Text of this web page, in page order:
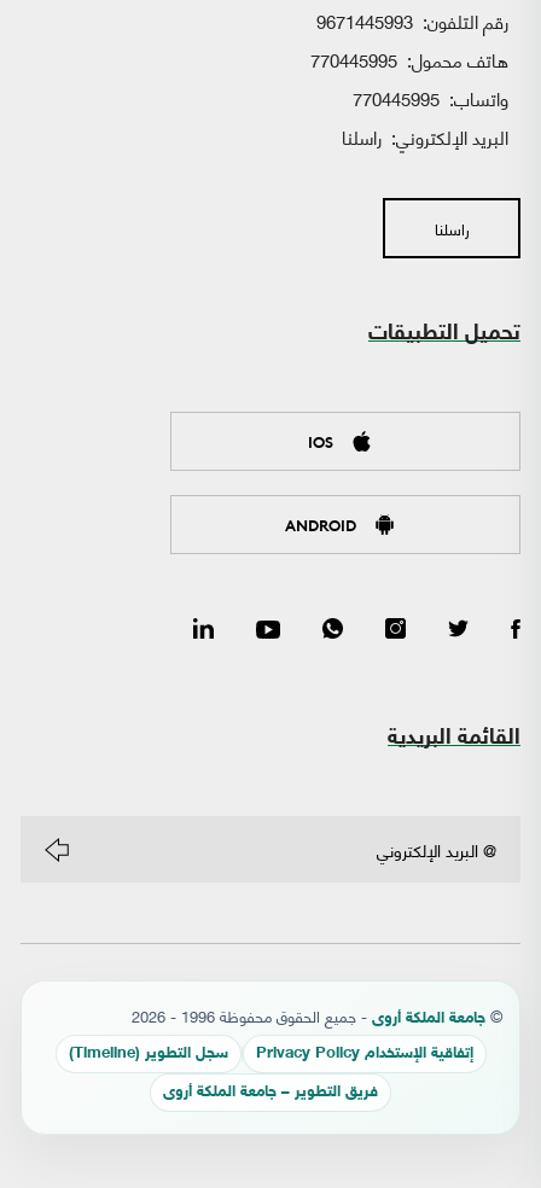
رقم التلفون: 9671445993
هاتف محمول: 770445995
واتساب:
البريد الإلكتروني: راسلنا
راسلنا
تحميل التطبيقات
IOS
ANDROID
القائمة البريدية
© جامعة الملكة أروى - جميع الحقوق محفوظة 1996 - 2026
إتفاقية الإستخدام Privacy Policy سجل التطوير (Timeline)
فريق التطوير – جامعة الملكة أروى